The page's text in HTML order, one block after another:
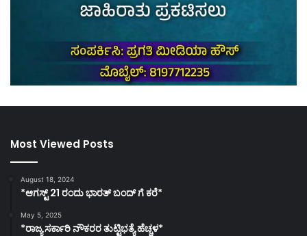
Most Viewed Posts
August 18, 2024
*ಆಗಸ್ಟ್ 21 ರಂದು ಭಾರತ್‌ ಬಂದ್‌ ಗೆ ಕರೆ*
May 5, 2025
*ರಾಜ್ಯ ಸರ್ಕಾರಿ ನೌಕರರ ತುಟ್ಟಿಭತ್ಯೆ ಹೆಚ್ಚಳ*